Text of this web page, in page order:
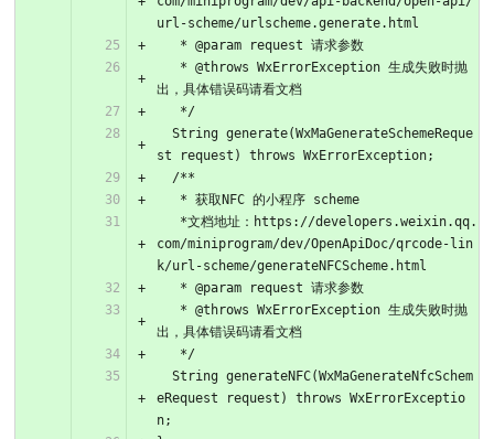
url-scheme/urlscheme.generate.html
   * @param request 请求参数
出，具体错误码请看文档
   */
st request) throws WxErrorException;
  /**
   * 获取NFC 的小程序 scheme
com/miniprogram/dev/OpenApiDoc/qrcode-lin
k/url-scheme/generateNFCScheme.html
   * @param request 请求参数
出，具体错误码请看文档
   */
eRequest request) throws WxErrorExceptio
n;